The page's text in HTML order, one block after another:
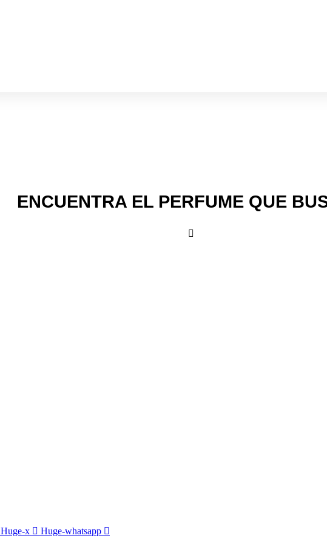
ENCUENTRA EL PERFUME QUE
Huge-x
Huge-whatsapp